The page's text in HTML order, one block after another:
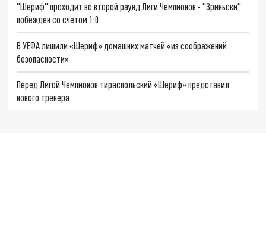
"Шериф" проходит во второй раунд Лиги Чемпионов - "Зриньски"
побежден со счетом 1:0
В УЕФА лишили «Шериф» домашних матчей «из соображений
безопасности»
Перед Лигой Чемпионов тираспольский «Шериф» представил
нового тренера